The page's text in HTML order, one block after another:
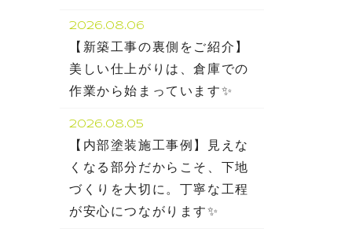
2026.08.06
【新築工事の裏側をご紹介】
美しい仕上がりは、倉庫での
作業から始まっています✨
2026.08.05
【内部塗装施工事例】見えな
くなる部分だからこそ、下地
づくりを大切に。丁寧な工程
が安心につながります✨